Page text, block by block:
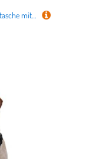
Bedruckte Haustier-Umhängetasche mit irischer Flagge, zum Ausgehen, kleine Hunde und Katzen, Doppelzweck-Umhängetasche